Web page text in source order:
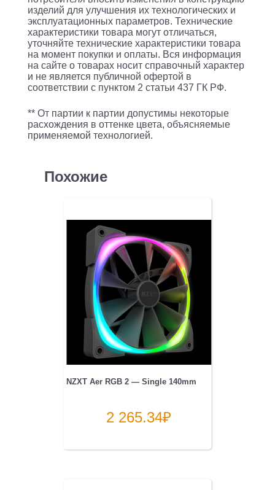
пластик/
сталь
серебристый
hotswap
3.5"
изделий для улучшения их технологических и
эксплуатационных параметров. Технические
характеристики товара могут отличаться,
уточняйте технические характеристики товара
на момент покупки и оплаты. Вся информация
на сайте о товарах носит справочный характер
и не является публичной офертой в
соответствии с пунктом 2 статьи 437 ГК РФ.
** От партии к партии допустимы некоторые
расхождения в оттенке цвета, объясняемые
применяемой технологией.
Похожие
NZXT Aer RGB 2 — Single 140mm
2 265.34₽